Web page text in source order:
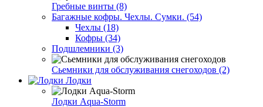
Гребные винты (8)
Багажные кофры. Чехлы. Сумки. (54)
Чехлы (18)
Кофры (34)
Подшлемники (3)
Сьемники для обслуживания снегоходов (2)
Лодки
Лодки Aqua-Storm